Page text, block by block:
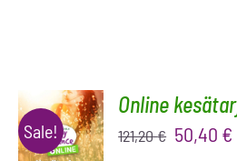
Sale!
LISÄÄ
OSTOSKORIIN
/
Online
121,20€ 50,40 €